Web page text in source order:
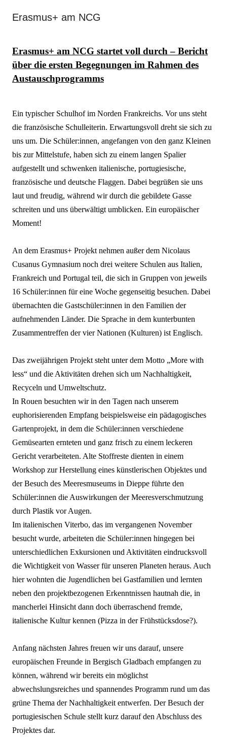
Erasmus+ am NCG
Erasmus+ am NCG startet voll durch – Bericht
über die ersten Begegnungen im Rahmen des
Austauschprogramms
Ein typischer Schulhof im Norden Frankreichs. Vor uns steht
die französische Schulleiterin. Erwartungsvoll dreht sie sich zu
uns um. Die Schüler:innen, angefangen von den ganz Kleinen
bis zur Mittelstufe, haben sich zu einem langen Spalier
aufgestellt und schwenken italienische, portugiesische,
französische und deutsche Flaggen. Dabei begrüßen sie uns
laut und freudig, während wir durch die gebildete Gasse
schreiten und uns überwältigt umblicken. Ein europäischer
Moment!
An dem Erasmus+ Projekt nehmen außer dem Nicolaus
Cusanus Gymnasium noch drei weitere Schulen aus Italien,
Frankreich und Portugal teil, die sich in Gruppen von jeweils
16 Schüler:innen für eine Woche gegenseitig besuchen. Dabei
übernachten die Gastschüler:innen in den Familien der
aufnehmenden Länder. Die Sprache in dem kunterbunten
Zusammentreffen der vier Nationen (Kulturen) ist Englisch.
Das zweijährigen Projektsteht unter dem Motto „More with
less“ und die Aktivitäten drehen sich um Nachhaltigkeit,
Recyceln und Umweltschutz.
In Rouen besuchten wir in den Tagen nach unserem
euphorisierenden Empfang beispielsweise ein pädagogisches
Gartenprojekt, in dem die Schüler:innen verschiedene
Gemüsearten ernteten und ganz frisch zu einem leckeren
Gericht verarbeiteten. Alte Stoffreste dienten in einem
Workshop zur Herstellung eines künstlerischen Objektes und
der Besuch des Meeresmuseums in Dieppe führte den
Schüler:innen die Auswirkungen der Meeresverschmutzung
durch Plastik vor Augen.
Im italienischen Viterbo, das im vergangenen November
besucht wurde, arbeiteten die Schüler:innen hingegen bei
unterschiedlichen Exkursionen und Aktivitäten eindrucksvoll
die Wichtigkeit von Wasser für unseren Planeten heraus. Auch
hier wohnten die Jugendlichen bei Gastfamilien und lernten
neben den projektbezogenen Erkenntnissen hautnah die, in
mancherlei Hinsicht dann doch überraschend fremde,
italienische Kultur kennen (Pizza in der Frühstücksdose?).
Anfang nächsten Jahres freuen wir uns darauf, unsere
europäischen Freunde in Bergisch Gladbach empfangen zu
können, während wir bereits ein möglichst
abwechslungsreiches und spannendes Programm rund um das
grüne Thema der Nachhaltigkeit entwerfen. Der Besuch der
portugiesischen Schule stellt kurz darauf den Abschluss des
Projektes dar.